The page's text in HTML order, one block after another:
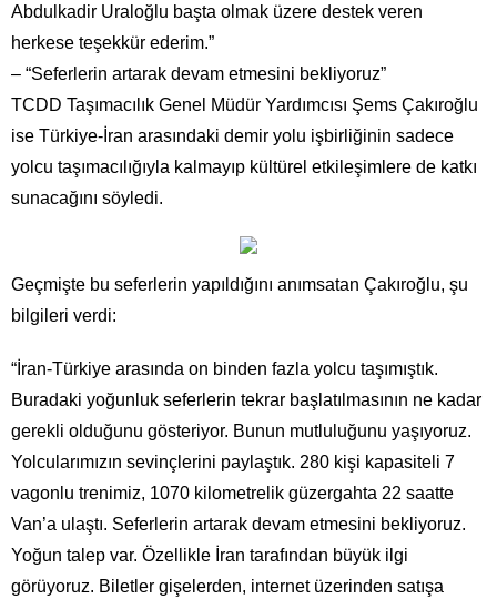
Abdulkadir Uraloğlu başta olmak üzere destek veren
herkese teşekkür ederim.”
– “Seferlerin artarak devam etmesini bekliyoruz”
TCDD Taşımacılık Genel Müdür Yardımcısı Şems Çakıroğlu
ise Türkiye-İran arasındaki demir yolu işbirliğinin sadece
yolcu taşımacılığıyla kalmayıp kültürel etkileşimlere de katkı
sunacağını söyledi.
Geçmişte bu seferlerin yapıldığını anımsatan Çakıroğlu, şu
bilgileri verdi:
“İran-Türkiye arasında on binden fazla yolcu taşımıştık.
Buradaki yoğunluk seferlerin tekrar başlatılmasının ne kadar
gerekli olduğunu gösteriyor. Bunun mutluluğunu yaşıyoruz.
Yolcularımızın sevinçlerini paylaştık. 280 kişi kapasiteli 7
vagonlu trenimiz, 1070 kilometrelik güzergahta 22 saatte
Van’a ulaştı. Seferlerin artarak devam etmesini bekliyoruz.
Yoğun talep var. Özellikle İran tarafından büyük ilgi
görüyoruz. Biletler gişelerden, internet üzerinden satışa